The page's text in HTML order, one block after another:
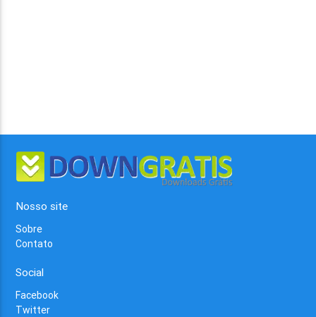
Nosso site
Sobre
Contato
Social
Facebook
Twitter